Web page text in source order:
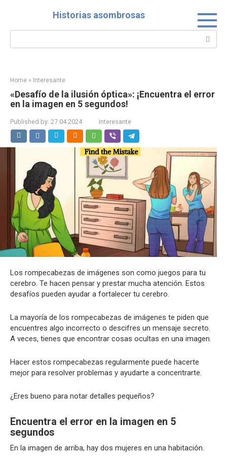
Historias asombrosas
Search:
Home » Interesante
«Desafío de la ilusión óptica»: ¡Encuentra el error
en la imagen en 5 segundos!
Published by: 27.04.2024 Interesante
Los rompecabezas de imágenes son como juegos para tu
cerebro. Te hacen pensar y prestar mucha atención. Estos
desafíos pueden ayudar a fortalecer tu cerebro.
La mayoría de los rompecabezas de imágenes te piden que
encuentres algo incorrecto o descifres un mensaje secreto.
A veces, tienes que encontrar cosas ocultas en una imagen.
Hacer estos rompecabezas regularmente puede hacerte
mejor para resolver problemas y ayudarte a concentrarte.
¿Eres bueno para notar detalles pequeños?
Encuentra el error en la imagen en 5
segundos
En la imagen de arriba, hay dos mujeres en una habitación.